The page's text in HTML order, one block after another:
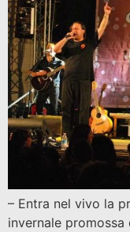
– Entra nel vivo la
invernale promossa